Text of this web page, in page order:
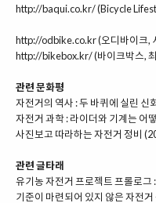
http://baqui.co.kr/(Bicycle
http://odbike.co.kr(오디바이크, 서
http://bikebox.kr/(바이크박스,
관련 문화평
자전거의 역사 : 두 바퀴에 실린
자전거 과학 : 라이더와 기계는 어
사진보고 따라하는 자전거 정비
관련 글타래
유기농 자전거 프로젝트 프롤로그
기준이 마련되어 있지 않은 자전거